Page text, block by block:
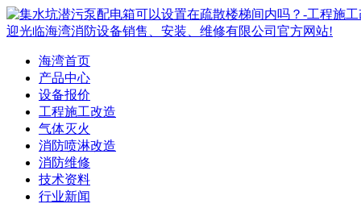
海湾首页
产品中心
设备报价
工程施工改造
气体灭火
消防喷淋改造
消防维修
技术资料
行业新闻